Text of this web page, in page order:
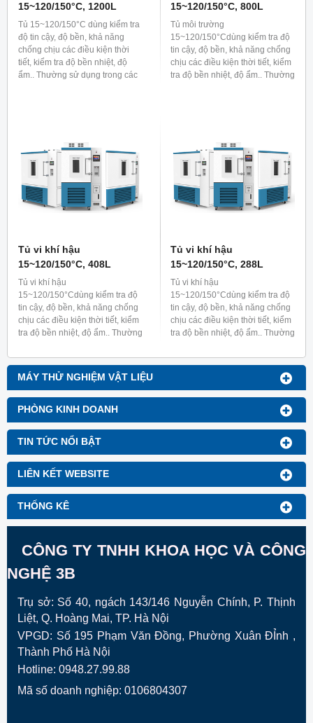
MÁY THỬ NGHIỆM VẬT LIỆU
PHÒNG KINH DOANH
TIN TỨC NỔI BẬT
LIÊN KẾT WEBSITE
THỐNG KÊ
15~120/150°C, 1200L
Tủ 15~120/150°C dùng kiểm tra
độ tin cậy, độ bền, khả năng
chống chịu các điều kiện thời
tiết, kiểm tra độ bền nhiệt, độ
ẩm.. Thường sử dụng trong các
15~120/150°C, 800L
Tủ môi trường
15~120/150°Cdùng kiểm tra độ
tin cậy, độ bền, khả năng chống
chịu các điều kiện thời tiết, kiểm
tra độ bền nhiệt, độ ẩm.. Thường
Tủ vi khí hậu
15~120/150°C, 408L
Tủ vi khí hậu
15~120/150°Cdùng kiểm tra độ
tin cậy, độ bền, khả năng chống
chịu các điều kiện thời tiết, kiểm
tra độ bền nhiệt, độ ẩm.. Thường
nghiệp như sản xuất ô tô, linh
kiện bán dẫn, điện tử hoặc dùng
nuôi cấy sinh thực vật trong lĩnh
vực sinh học...
Tủ vi khí hậu
15~120/150°C, 288L
Tủ vi khí hậu
15~120/150°Cdùng kiểm tra độ
tin cậy, độ bền, khả năng chống
chịu các điều kiện thời tiết, kiểm
tra độ bền nhiệt, độ ẩm.. Thường
nghiệp như sản xuất ô tô, linh
kiện bán dẫn, điện tử hoặc dùng
nuôi cấy sinh thực vật trong lĩnh
vực sinh học...
CÔNG TY TNHH KHOA HỌC VÀ CÔNG
NGHỆ 3B
Trụ sở: Số 40, ngách 143/146 Nguyễn Chính, P. Thịnh
Liệt, Q. Hoàng Mai, TP. Hà Nội
VPGD: Số 195 Phạm Văn Đồng, Phường Xuân ĐỈnh ,
Thành Phố Hà Nội
Hotline: 0948.27.99.88
Mã số doanh nghiệp: 0106804307